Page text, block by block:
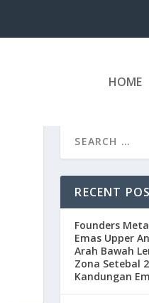
HOME
RECENT
Founders
Emas Upper
Arah Bawah
Zona Setebal
Kandungan